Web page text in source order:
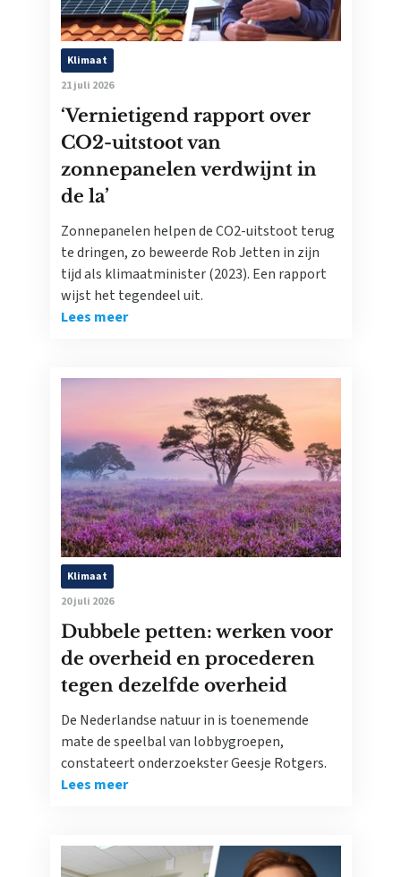
Klimaat
21 juli 2026
‘Vernietigend rapport over
CO2-uitstoot van
zonnepanelen verdwijnt in
de la’
Zonnepanelen helpen de CO2-uitstoot terug
te dringen, zo beweerde Rob Jetten in zijn
tijd als klimaatminister (2023). Een rapport
wijst het tegendeel uit.
Lees meer
Klimaat
20 juli 2026
Dubbele petten: werken voor
de overheid en procederen
tegen dezelfde overheid
De Nederlandse natuur in is toenemende
mate de speelbal van lobbygroepen,
constateert onderzoekster Geesje Rotgers.
Lees meer